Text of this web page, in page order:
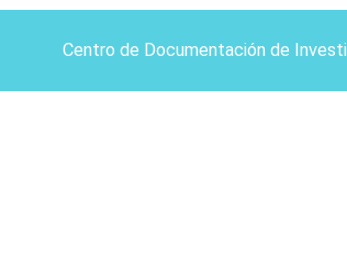
Centro de Documentación de